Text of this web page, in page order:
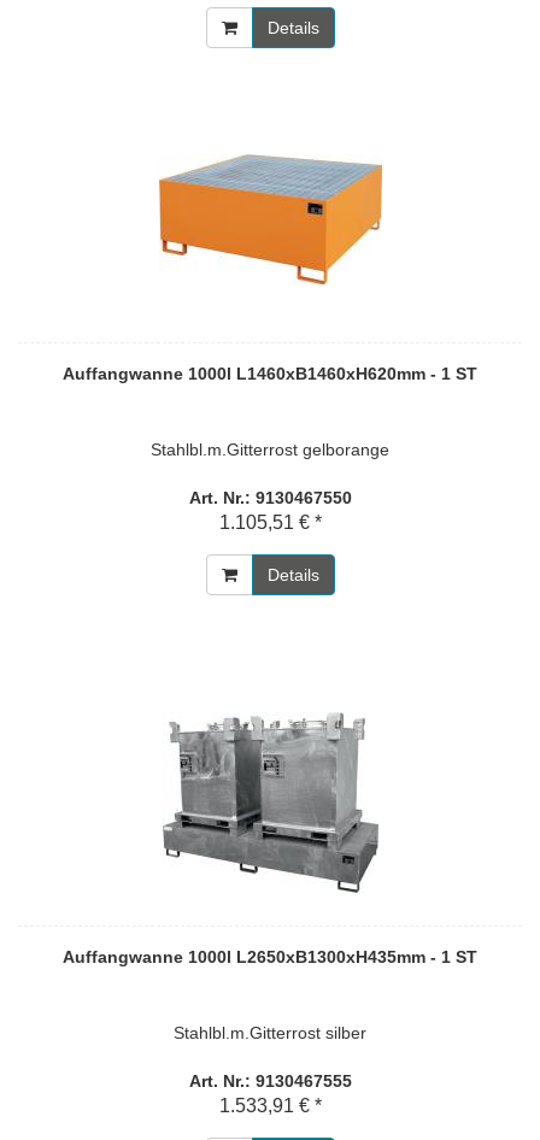
Details
Auffangwanne 1000l L1460xB1460xH620mm - 1 ST
Stahlbl.m.Gitterrost gelborange
Art. Nr.: 9130467550
1.105,51 € *
Details
Auffangwanne 1000l L2650xB1300xH435mm - 1 ST
Stahlbl.m.Gitterrost silber
Art. Nr.: 9130467555
1.533,91 € *